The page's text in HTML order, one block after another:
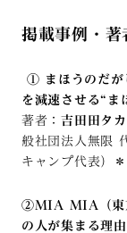
掲載事例・著
① まほうのだが
を減速させる“ま
著者：吉田田タ
般社団法人無限
キャンプ代表）
②MIA MIA（東
の人が集まる理由